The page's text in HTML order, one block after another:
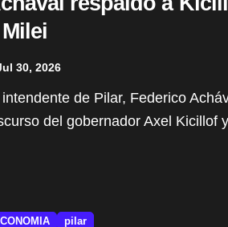
30, 2026
del gobernador Axel Kicillof
pilar